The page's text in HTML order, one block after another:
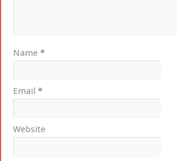
Name*
Email*
Website